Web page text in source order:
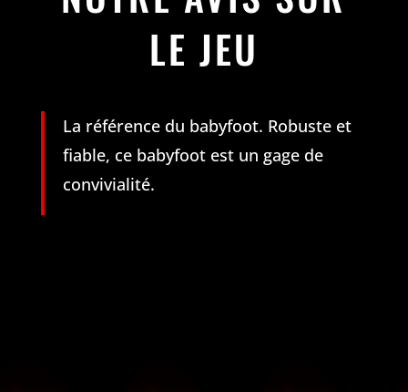
LE JEU
La référence du babyfoot. Robuste et
fiable, ce babyfoot est un gage de
convivialité.